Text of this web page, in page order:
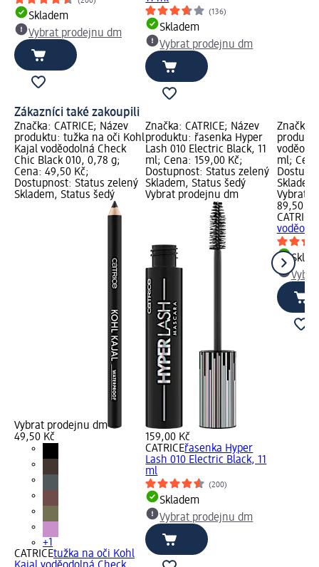
Skladem
Vybrat prodejnu dm
(136)
Skladem
Vybrat prodejnu dm
Zákazníci také zakoupili
Značka: CATRICE; Název
produktu: tužka na oči Kohl
Kajal voděodolná Check
Chic Black 010, 0,78 g;
Cena: 49,50 Kč;
Dostupnost: Status zelený
Skladem, Status šedý
Vybrat prodejnu dm
49,50 Kč
+1
CATRICEtužka na oči Kohl
Značka: CATRICE; Název
produktu: řasenka Hyper
Lash 010 Electric Black, 11
ml; Cena: 159,00 Kč;
Dostupnost: Status zelený
Skladem, Status šedý
Vybrat prodejnu dm
159,00 Kč
CATRICEřasenka Hyper
Lash 010 Electric Black, 11
ml
(200)
Skladem
Vybrat prodejnu dm
Značka:
ml;
Vybrat
89,50 Kč
CATRICE